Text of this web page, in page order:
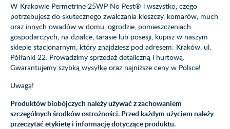
W Krakowie Permetrine 25WP No Pest® i wszystko, czego
potrzebujesz do skutecznego zwalczania kleszczy, komarów, much
oraz innych owadów w domu, ogrodzie, pomieszczeniach
gospodarczych, na działce, tarasie lub posesji, kupisz w naszym
sklepie stacjonarnym, który znajdziesz pod adresem: Kraków, ul.
Półłanki 22. Prowadzimy sprzedaż detaliczną i hurtową.
Gwarantujemy szybką wysyłkę oraz najniższe ceny w Polsce!
Uwaga!
Produktów biobójczych należy używać z zachowaniem
szczególnych środków ostrożności. Przed każdym użyciem należy
przeczytać etykietę i informację dotyczące produktu.